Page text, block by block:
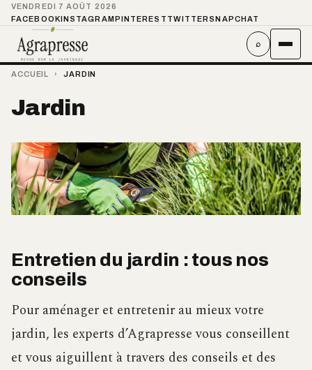
VENDREDI 7 AOÛT 2026
FACEBOOKINSTAGRAMPINTEREST TWITTER SNAPCHAT
⌕
ACCUEIL › JARDIN
Jardin
Entretien du jardin : tous nos
conseils
Pour aménager et entretenir au mieux votre
jardin, les experts d’Agrapresse vous conseillent
et vous aiguillent à travers des conseils et des